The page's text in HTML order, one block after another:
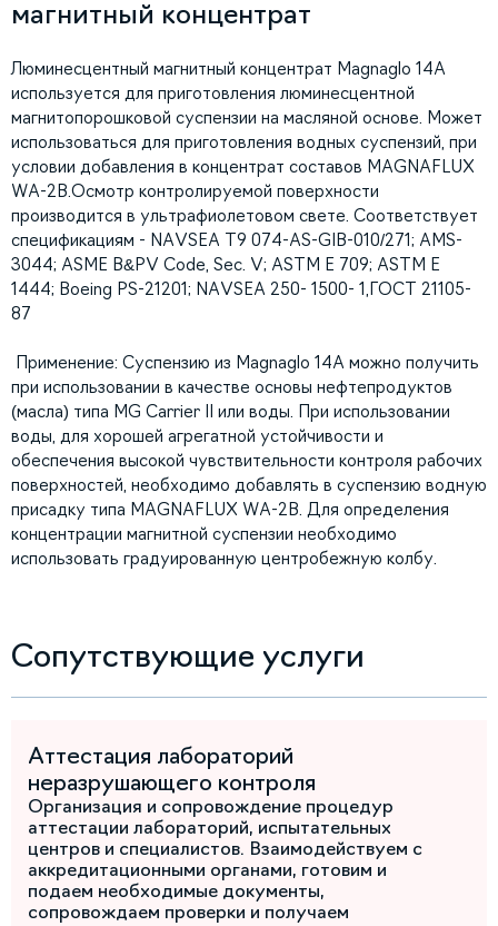
магнитный концентрат
Люминесцентный магнитный концентрат Magnaglo 14А
используется для приготовления люминесцентной
магнитопорошковой суспензии на масляной основе. Может
использоваться для приготовления водных суспензий, при
условии добавления в концентрат составов MAGNAFLUX
WA-2B.Осмотр контролируемой поверхности
производится в ультрафиолетовом свете. Cоответствует
спецификациям - NAVSEA T9 074-AS-GIB-010/271; AMS-
3044; ASME B&PV Code, Sec. V; ASTM E 709; ASTM E
1444; Boeing PS-21201; NAVSEA 250- 1500- 1,ГОСТ 21105-
87
Применение: Суспензию из Magnaglo 14A можно получить
при использовании в качестве основы нефтепродуктов
(масла) типа MG Carrier II или воды. При использовании
воды, для хорошей агрегатной устойчивости и
обеспечения высокой чувствительности контроля рабочих
поверхностей, необходимо добавлять в суспензию водную
присадку типа MAGNAFLUX WA-2B. Для определения
концентрации магнитной суспензии необходимо
использовать градуированную центробежную колбу.
Сопутствующие услуги
Аттестация лабораторий
неразрушающего контроля
Организация и сопровождение процедур
аттестации лабораторий, испытательных
центров и специалистов. Взаимодействуем с
аккредитационными органами, готовим и
подаем необходимые документы,
сопровождаем проверки и получаем